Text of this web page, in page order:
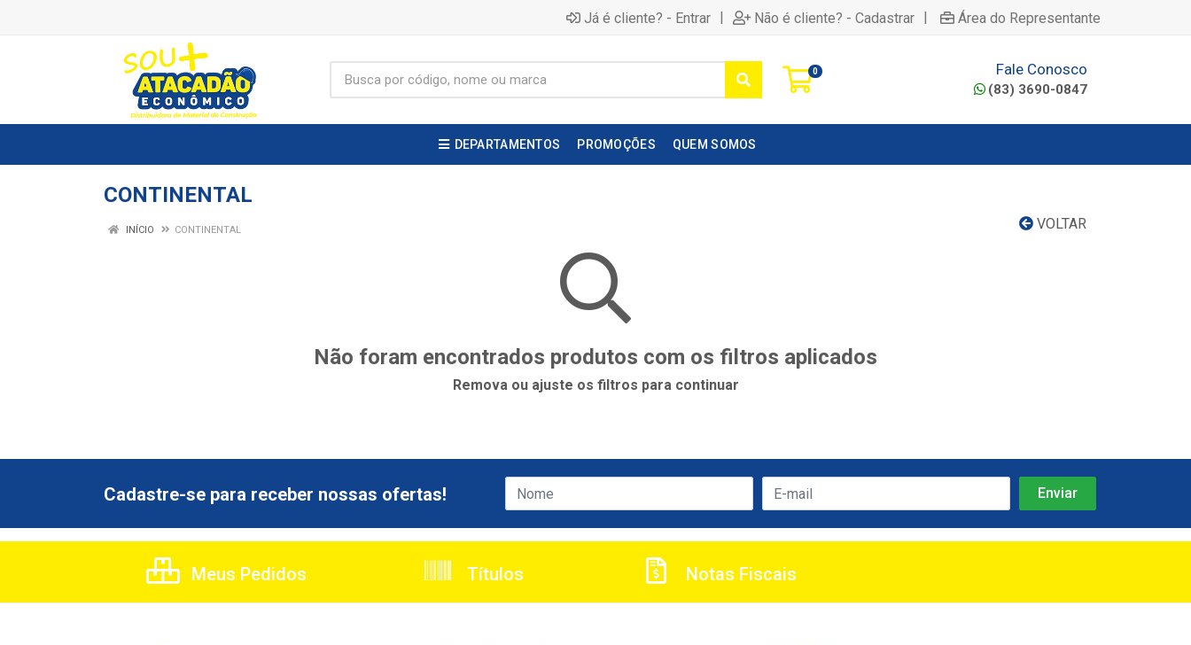
Já é cliente? - Entrar | Não é cliente? - Cadastrar | Área do Representante
0 Fale Conosco
(83) 3690-0847
DEPARTAMENTOS PROMOÇÕES QUEM SOMOS
CONTINENTAL
VOLTAR
INÍCIO CONTINENTAL
Não foram encontrados produtos com os filtros aplicados
Remova ou ajuste os filtros para continuar
Cadastre-se para receber nossas ofertas!
Meus Pedidos Títulos Notas Fiscais